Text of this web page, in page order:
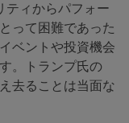
ティからパフォー
って困難であった
ベントや投資機会
。トランプ氏の
去ることは当面な